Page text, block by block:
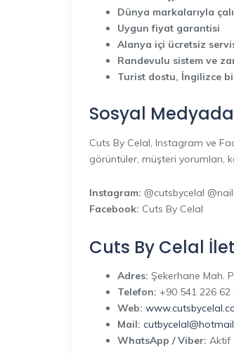
Dünya markalarıyla
Uygun fiyat garantisi
Alanya içi ücretsiz
Randevulu sistem ve
Turist dostu, İngilizce
Sosyal
Cuts By Celal, Instagram ve
görüntüler, müşteri yorumları,
Instagram: @cutsbycelal
Facebook: Cuts By Celal
Cuts By Celal
Adres: Şekerhane Mah.
Telefon: +90 541 226 62
Web:
Mail:
WhatsApp / Viber: Aktif